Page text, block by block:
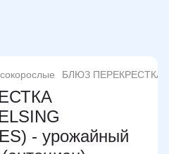
БЛЮЗ ПЕРЕКРЕСТКА
- урожайный